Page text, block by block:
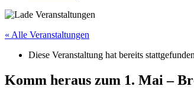
« Alle Veranstaltungen
Diese Veranstaltung hat bereits
Komm heraus zum 1. Mai –